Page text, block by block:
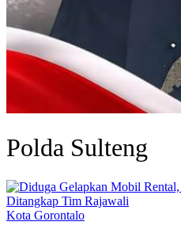
Polda Sulteng
Kota Gorontalo